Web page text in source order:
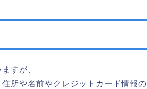
すが、
所や名前やクレジットカード情報の